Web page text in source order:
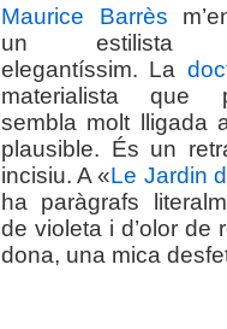
Maurice Barrès
un estilista
elegantíssim. La
materialista que
sembla molt lligada
plausible. És un
incisiu. A «Le Jardin
ha paràgrafs
de violeta i d’olor de
dona, una mica